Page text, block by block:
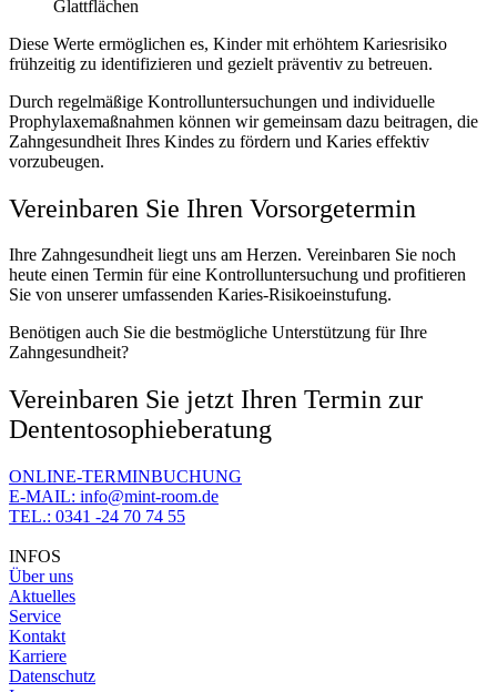
Glattflächen
Diese Werte ermöglichen es, Kinder mit erhöhtem Kariesrisiko
frühzeitig zu identifizieren und gezielt präventiv zu betreuen.
Durch regelmäßige Kontrolluntersuchungen und individuelle
Prophylaxemaßnahmen können wir gemeinsam dazu beitragen, die
Zahngesundheit Ihres Kindes zu fördern und Karies effektiv
vorzubeugen.
Vereinbaren Sie Ihren Vorsorgetermin
Ihre Zahngesundheit liegt uns am Herzen. Vereinbaren Sie noch
heute einen Termin für eine Kontrolluntersuchung und profitieren
Sie von unserer umfassenden Karies-Risikoeinstufung.
Benötigen auch Sie die bestmögliche Unterstützung für Ihre
Zahngesundheit?
Vereinbaren Sie jetzt Ihren Termin zur
Dententosophieberatung
ONLINE-TERMINBUCHUNG
E-MAIL: info@mint-room.de
TEL.: 0341 -24 70 74 55
INFOS
Über uns
Aktuelles
Service
Kontakt
Karriere
Datenschutz